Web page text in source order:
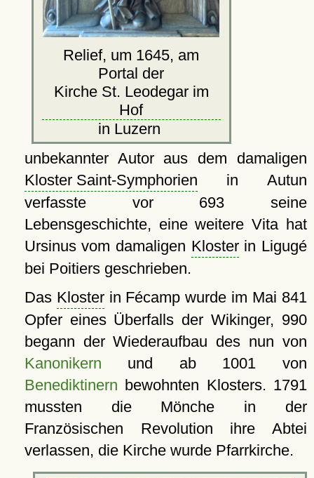
Relief, um 1645, am
Portal der
Kirche St. Leodegar im
Hof
in Luzern
unbekannter Autor aus dem damaligen
Kloster Saint-Symphorien in Autun
verfasste vor 693 seine
Lebensgeschichte, eine weitere Vita hat
Ursinus vom damaligen Klosterin Ligugé
bei Poitiers geschrieben.
Das Klosterin Fécamp wurde im Mai 841
Opfer eines Überfalls der Wikinger, 990
begann der Wiederaufbau des nun von
Kanonikern und ab 1001 von
Benediktinern bewohnten Klosters. 1791
mussten die Mönche in der
Französischen Revolution ihre Abtei
verlassen, die Kirche wurde Pfarrkirche.